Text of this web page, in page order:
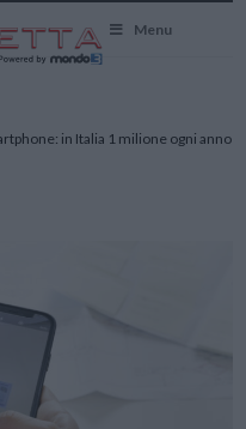
Menu
in Italia 1 milione ogni anno